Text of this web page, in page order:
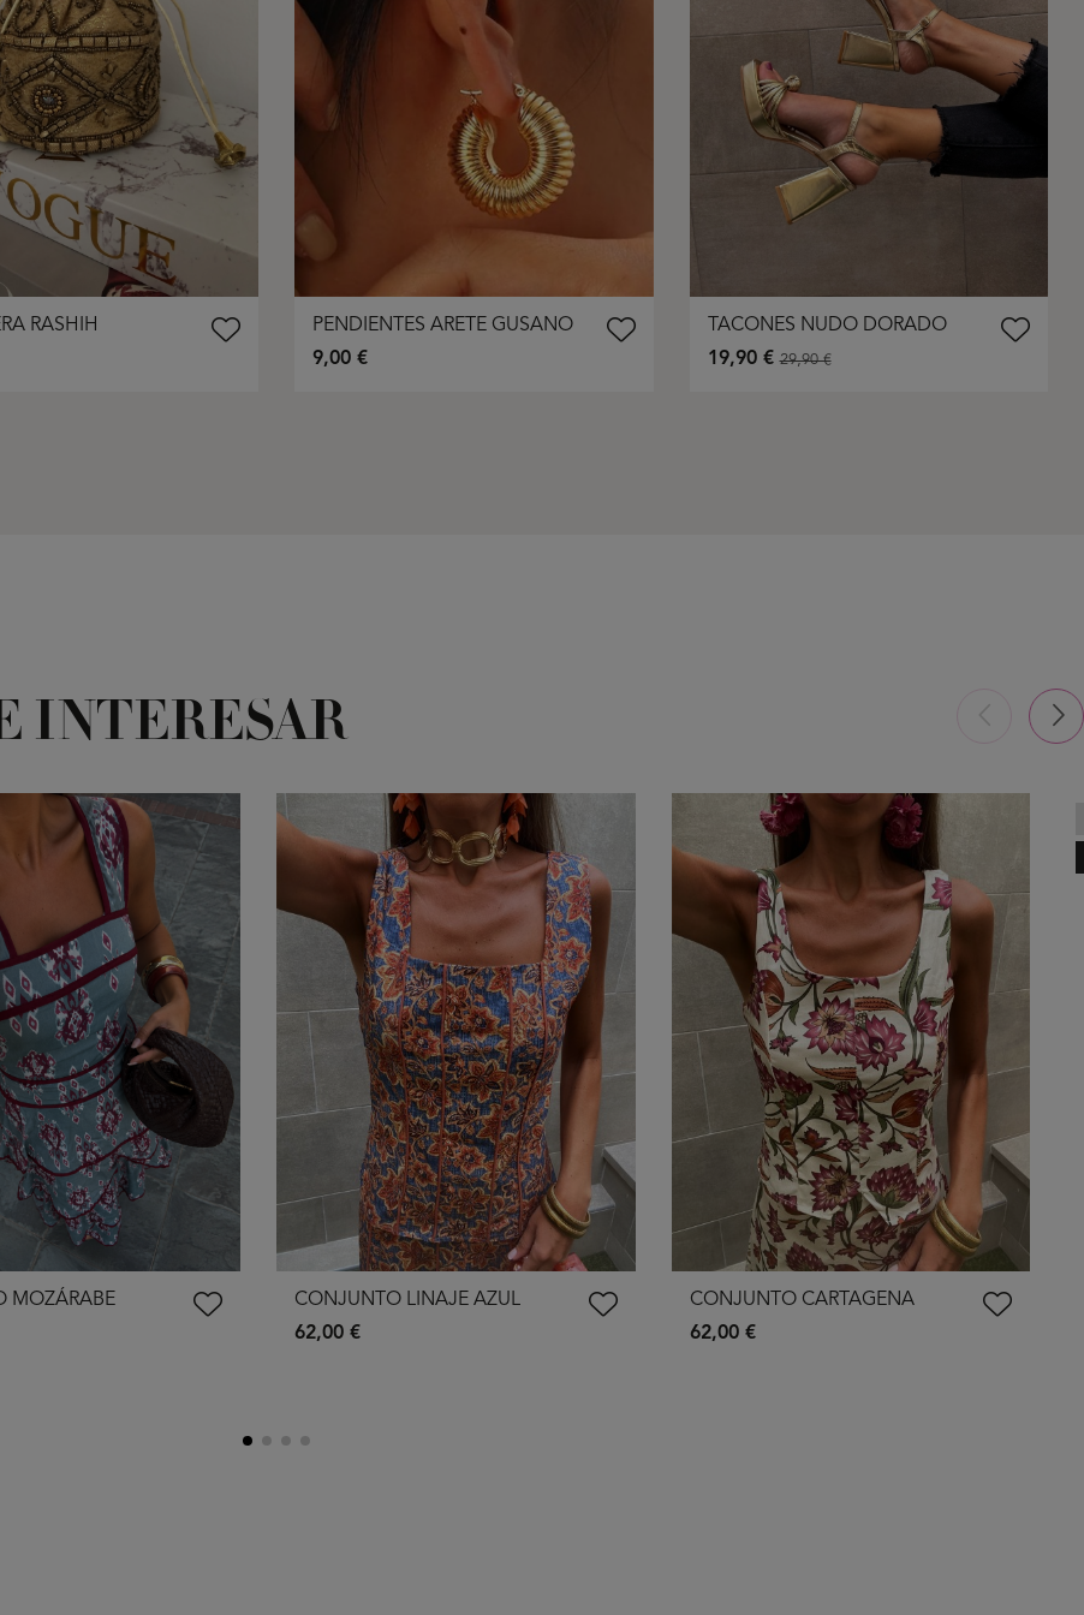
RASHIH
PENDIENTES ARETE GUSANO
9,00 €
TACONES NUDO DORADO
19,90 €29,90 €
INTERESAR
MOZÁRABE
CONJUNTO LINAJE AZUL
62,00 €
CONJUNTO CARTAGENA
62,00 €